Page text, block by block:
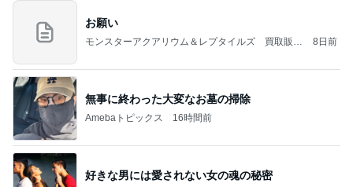
お願い
モンスターアクアリウム＆レプタイルズ 買取販売
8日前
無事に終わった大変なお墓の掃除
Amebaトピックス 16時間前
好きな男には愛されない女の魂の秘密